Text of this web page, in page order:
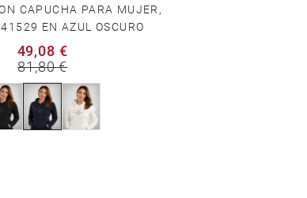
CAPUCHA PARA MUJER,
EN AZUL OSCURO
49,08 €
81,80 €